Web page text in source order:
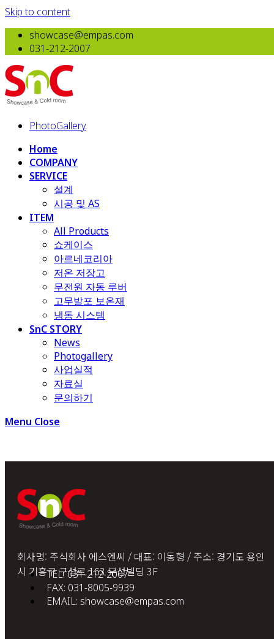
Skip to content
showcase@empas.com
031-212-2007
PhotoGallery
Home
COMPANY
SERVICE
설계
시공 및 AS
ITEM
All Products
​쇼케이스
아르네코리아
저온 저장고
무전원 자동 루버
고무발포 보온재
냉동 시스템
SnC STORY
News
Photogallery
사업실적
자료실
문의하기
Menu Close
회사명: 주식회사 에스엔씨 / 대표: 이동형 / 주소: 경기도 용인
시 기흥구 구성로 163 부성빌딩 3F
TEL: 031-212-2007
FAX: 031-8005-9939
EMAIL: showcase@empas.com